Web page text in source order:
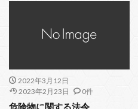
2022年3月12日
2023年2月23日
0件
危険物に関する法令